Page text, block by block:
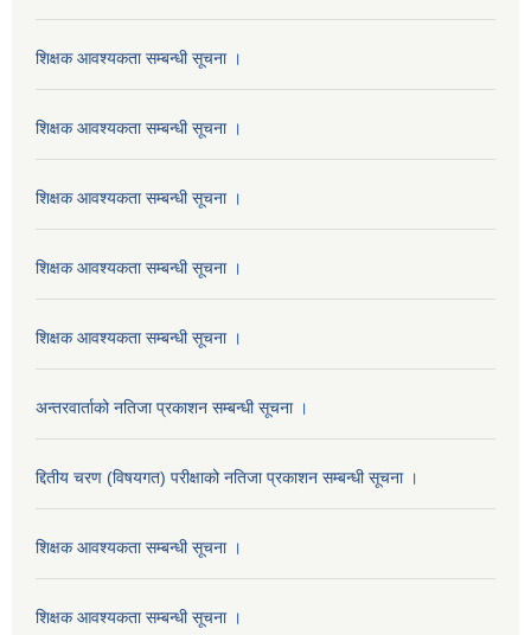
शिक्षक आवश्यकता सम्बन्धी सूचना ।
शिक्षक आवश्यकता सम्बन्धी सूचना ।
शिक्षक आवश्यकता सम्बन्धी सूचना ।
शिक्षक आवश्यकता सम्बन्धी सूचना ।
शिक्षक आवश्यकता सम्बन्धी सूचना ।
अन्तरवार्ताको नतिजा प्रकाशन सम्बन्धी सूचना ।
द्दितीय चरण (विषयगत) परीक्षाको नतिजा प्रकाशन सम्बन्धी सूचना ।
शिक्षक आवश्यकता सम्बन्धी सूचना ।
शिक्षक आवश्यकता सम्बन्धी सूचना ।